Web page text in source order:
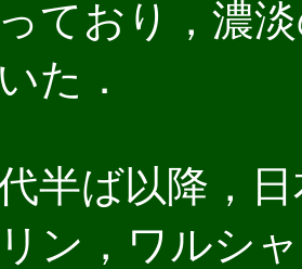
ており，濃
た．
半ば以降，
ン，ワルシ